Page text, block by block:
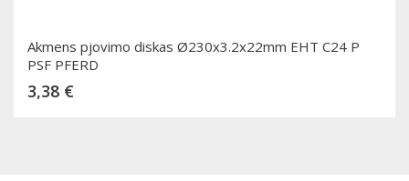
Akmens pjovimo diskas Ø230x3.2x22mm EHT C24 P
PSF PFERD
3,38 €